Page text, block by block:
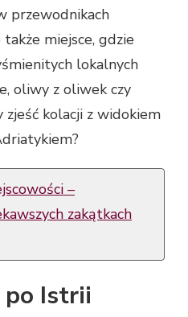
przewodnikach
miejsce, gdzie
lokalnych
oliwy z oliwek czy
zjeść kolacji z widokiem
–
zakątkach
po Istrii